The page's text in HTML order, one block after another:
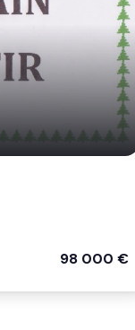
98 000 €